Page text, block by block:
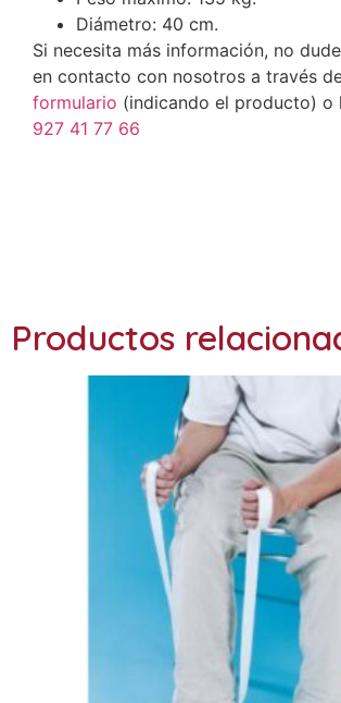
Diámetro: 40 cm.
Si necesita más información, no
en contacto con nosotros a través
formulario (indicando el producto) o
927 41 77 66
Productos